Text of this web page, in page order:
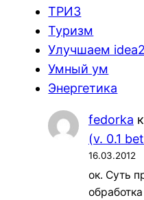
ТРИЗ
Туризм
Улучшаем
Умный ум
Энергетика
fedorka к
(v. 0.1
16.03.2012
ок. Суть